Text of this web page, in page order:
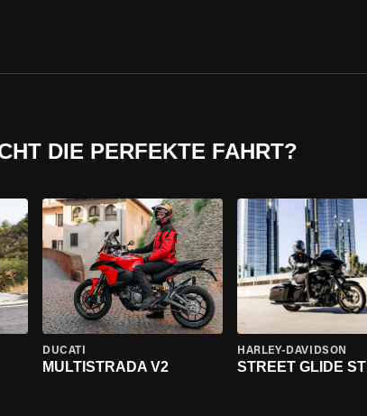
DIE PERFEKTE FAHRT?
DUCATI
MULTISTRADA V2
HARLEY-DAVIDSON
STREET GLIDE ST